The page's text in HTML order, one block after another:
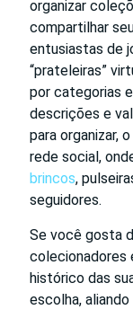
organizar
compartilhar
entusiastas de
“prateleiras”
por categorias
descrições e
para organizar,
rede social,
brincos,
seguidores.
Se você gosta
colecionadores
histórico das
escolha,